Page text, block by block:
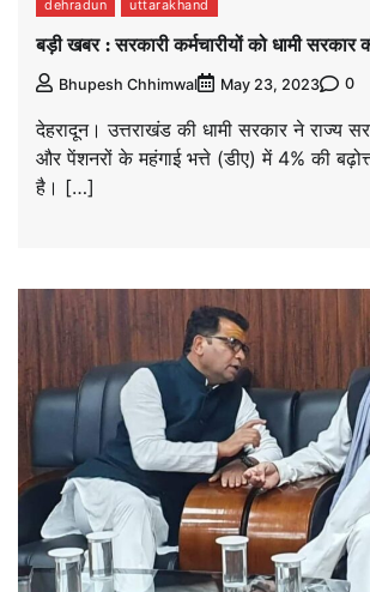
dehradun uttarakhand
बड़ी खबर : सरकारी कर्मचारीयों को धामी सरकार
Bhupesh Chhimwal May 23, 2023 0
देहरादून। उत्तराखंड की धामी सरकार ने राज्य
और पेंशनरों के महंगाई भत्ते (डीए) में 4% की
है। […]